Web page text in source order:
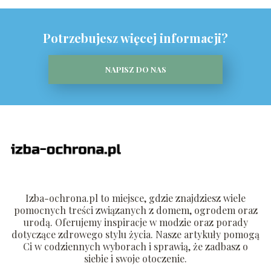
Potrzebujesz więcej informacji?
NAPISZ DO NAS
Izba-ochrona.pl to miejsce, gdzie znajdziesz wiele
pomocnych treści związanych z domem, ogrodem oraz
urodą. Oferujemy inspiracje w modzie oraz porady
dotyczące zdrowego stylu życia. Nasze artykuły pomogą
Ci w codziennych wyborach i sprawią, że zadbasz o
siebie i swoje otoczenie.